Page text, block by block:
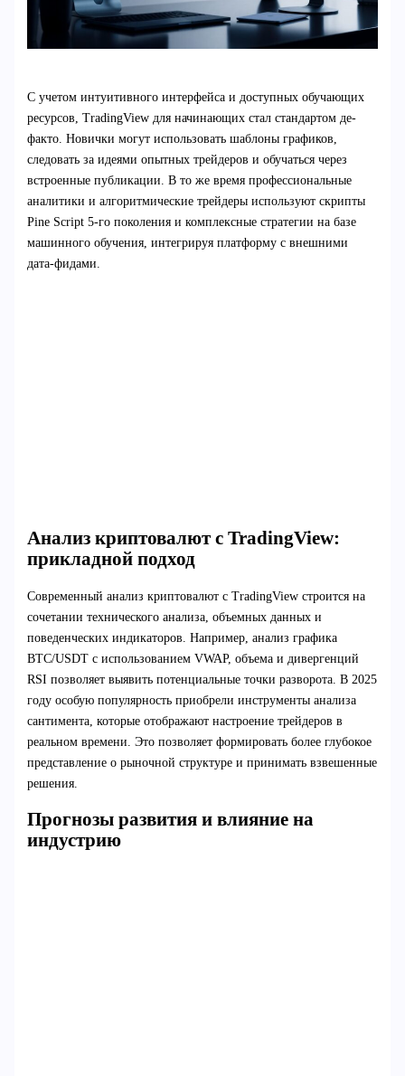
С учетом интуитивного интерфейса и доступных обучающих
ресурсов, TradingView для начинающих стал стандартом де-
факто. Новички могут использовать шаблоны графиков,
следовать за идеями опытных трейдеров и обучаться через
встроенные публикации. В то же время профессиональные
аналитики и алгоритмические трейдеры используют скрипты
Pine Script 5-го поколения и комплексные стратегии на базе
машинного обучения, интегрируя платформу с внешними
дата-фидами.
Анализ криптовалют с TradingView:
прикладной подход
Современный анализ криптовалют с TradingView строится на
сочетании технического анализа, объемных данных и
поведенческих индикаторов. Например, анализ графика
BTC/USDT с использованием VWAP, объема и дивергенций
RSI позволяет выявить потенциальные точки разворота. В 2025
году особую популярность приобрели инструменты анализа
сантимента, которые отображают настроение трейдеров в
реальном времени. Это позволяет формировать более глубокое
представление о рыночной структуре и принимать взвешенные
решения.
Прогнозы развития и влияние на
индустрию